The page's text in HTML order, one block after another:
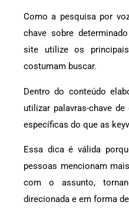
Como a pesquisa por
chave sobre
site utilize os
costumam buscar.
Dentro do conteúdo
utilizar palavras-chave
específicas do que as
Essa dica é válida
pessoas mencionam
com o assunto,
direcionada e em forma